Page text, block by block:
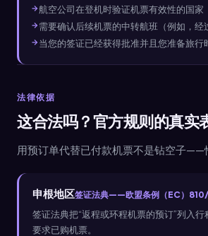
航空公司在登机时验证机票有效性的国家
需要确认后续机票的中转航班（例如，经
当您的签证已经获得批准并且您准备旅行
法律依据
这合法吗？官方规则的真实
用预订单代替已付款机票不是钻空子——
申根地区签证法典——欧盟条例（EC）
签证法典把“返程或环程机票的预订”列入
要求已购机票。